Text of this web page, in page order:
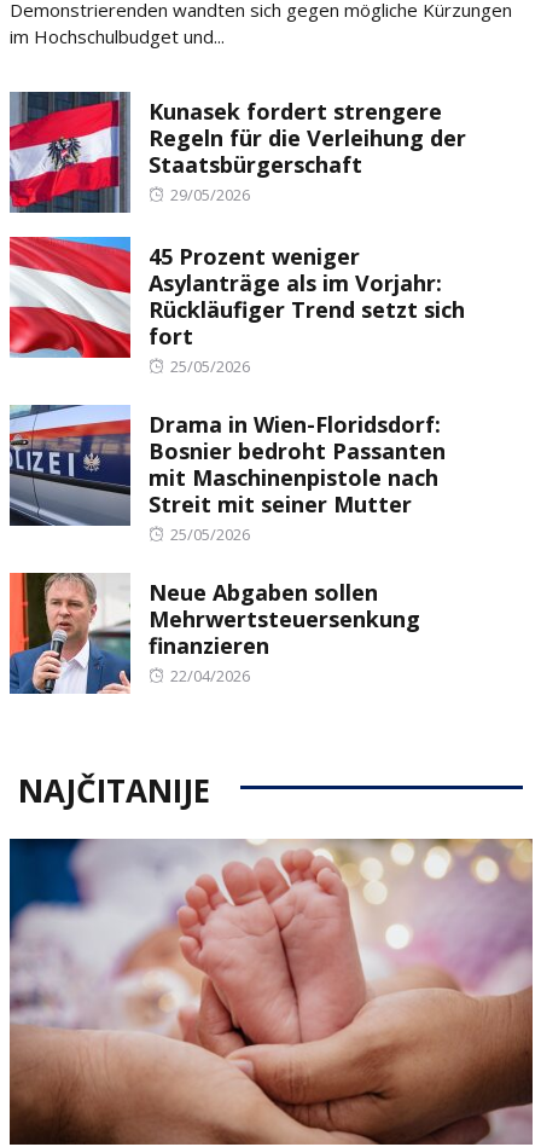
Demonstrierenden wandten sich gegen mögliche Kürzungen
im Hochschulbudget und...
Kunasek fordert strengere
Regeln für die Verleihung der
Staatsbürgerschaft
Posted
29/05/2026
45 Prozent weniger
Asylanträge als im Vorjahr:
Rückläufiger Trend setzt sich
fort
Posted
25/05/2026
Drama in Wien-Floridsdorf:
Bosnier bedroht Passanten
mit Maschinenpistole nach
Streit mit seiner Mutter
Posted
25/05/2026
Neue Abgaben sollen
Mehrwertsteuersenkung
finanzieren
Posted
22/04/2026
NAJČITANIJE